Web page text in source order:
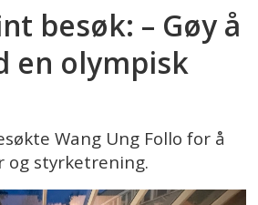
besøk: – Gøy å
en olympisk
Wang Ung Follo for å
og styrketrening.